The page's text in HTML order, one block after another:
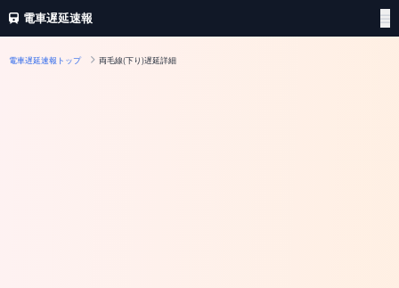
電車遅延速報
電車遅延速報トップ 両毛線(下り)遅延詳細